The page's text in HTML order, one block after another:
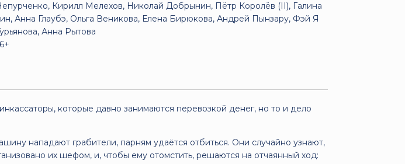
Кирилл Мелехов, Николай Добрынин, Пётр Королёв (II), Галина
Анна Глаубэ, Ольга Веникова, Елена Бирюкова, Андрей Пынзару, Фэй Я
Анна Рытова
которые давно занимаются перевозкой денег, но то и дело
нападают грабители, парням удаётся отбиться. Они случайно узнают,
их шефом, и, чтобы ему отомстить, решаются на отчаянный ход: